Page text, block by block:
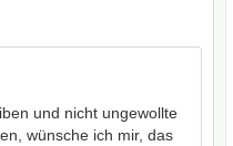
und nicht ungewollte
wünsche ich mir, das